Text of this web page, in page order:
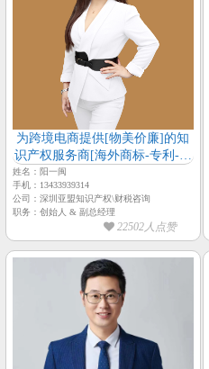
为跨境电商提供[物美价廉]的知
识产权服务商[海外商标-专利-版
权-海外商标买卖]-【亚盟知识产
权-创始人-阳一闽】
姓名：阳一闽
手机：13433939314
公司：深圳亚盟知识产权\财税咨询
职务：创始人 & 副总经理
22502人点赞